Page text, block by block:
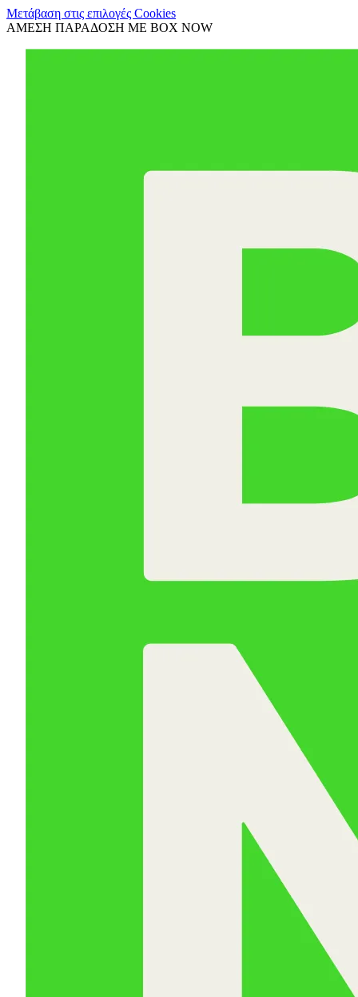
Μετάβαση στις επιλογές Cookies
ΑΜΕΣΗ ΠΑΡΑΔΟΣΗ ΜΕ BOX NOW